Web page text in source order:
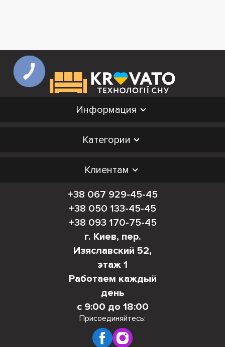
Информация
Категории
Клиентам
+38 067 929-45-45
+38 050 133-45-45
+38 093 170-75-45
г. Киев, пер.
Изяславский 52,
этаж 1
Работаем каждый
день
с 9:00 до 18:00
Присоединяйтесь: